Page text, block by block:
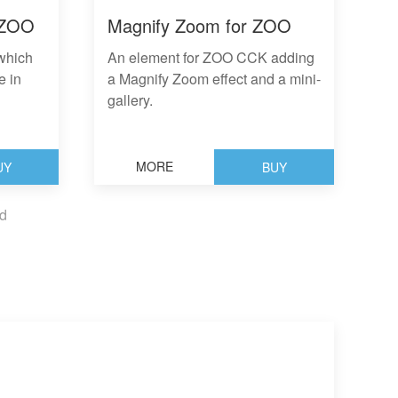
in
Magnify Zoom for ZOO
An element for ZOO CCK adding
a Magnify Zoom effect and a mini-
gallery.
MORE BUY